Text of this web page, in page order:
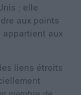
; elle
aux points
appartient aux
liens étroits